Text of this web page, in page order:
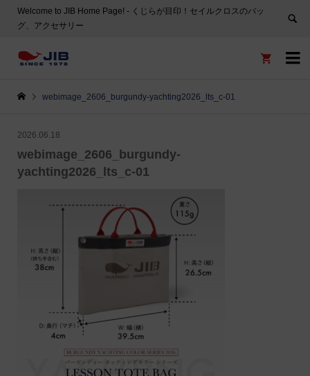
Welcome to JIB Home Page! ‐ くじらが目印！セイルクロスのバッ
グ、アクセサリー


webimage_2606_burgundy-yachting2026_lts_c-01
2026.06.18
webimage_2606_burgundy-
yachting2026_lts_c-01